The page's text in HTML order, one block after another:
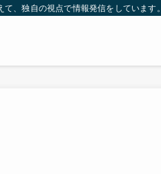
、独自の視点で情報発信をしています。